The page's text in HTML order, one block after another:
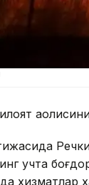
учта
хизматлар